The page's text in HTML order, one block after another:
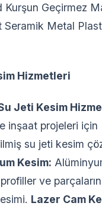
Kurşun Geçirmez
Seramik Metal
Hizmetleri
Jeti Kesim
inşaat projeleri için
su jeti kesim
Kesim:
ve parçaların
Lazer Cam